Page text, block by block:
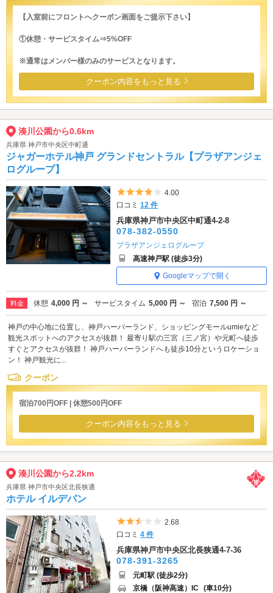
【入室前にフロントへクーポン画面をご提示下さい】
①休憩・サービスタイム⇒5%OFF
※通常はメンバー様のみのサービスとなります。
クーポン内容をもっと見る
湊川公園から0.6km
兵庫県 神戸市中央区中町通
ジャガーホテル神戸 グランドセントラル【プラザアンジェ
ログループ】
5つ星のうち4
4.00
口コミ12 件
兵庫県神戸市中央区中町通4-2-8
078-382-0550
プラザアンジェログループ
高速神戸駅 (徒歩3分)
Googleマップで開く
料金 休憩 4,000 円 ～ サービスタイム 5,000 円 ～ 宿泊 7,500 円 ～
神戸の中心地に位置し、神戸ハーバーランド、ショッピングモールumieなど
観光スポットへのアクセスが抜群！ 最寄り駅の三宮（三ノ宮）や元町へ徒歩
すぐとアクセスが抜群！ 神戸ハーバーランドへも徒歩10分というロケーショ
ン！ 神戸観光に...
クーポン
宿泊700円OFF | 休憩500円OFF
クーポン内容をもっと見る
湊川公園から2.2km
兵庫県 神戸市中央区北長狭通
ホテル イルデパン
5つ星のうち2.5
2.68
口コミ4 件
兵庫県神戸市中央区北長狭通4-7-36
078-391-3265
元町駅 (徒歩2分)
京橋（阪神高速）IC (車10分)